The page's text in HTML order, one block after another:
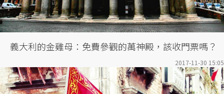
義大利的金雞母：免費參觀的萬神殿，該收門票嗎？
2017-11-30 15:05